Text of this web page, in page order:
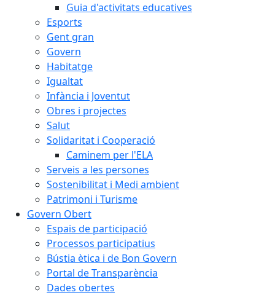
Guia d'activitats educatives
Esports
Gent gran
Govern
Habitatge
Igualtat
Infància i Joventut
Obres i projectes
Salut
Solidaritat i Cooperació
Caminem per l'ELA
Serveis a les persones
Sostenibilitat i Medi ambient
Patrimoni i Turisme
Govern Obert
Espais de participació
Processos participatius
Bústia ètica i de Bon Govern
Portal de Transparència
Dades obertes